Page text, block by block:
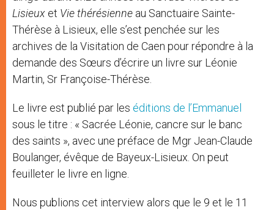
Lisieux et Vie thérésienne au Sanctuaire Sainte-
Thérèse à Lisieux, elle s’est penchée sur les
archives de la Visitation de Caen pour répondre à la
demande des Sœurs d’écrire un livre sur Léonie
Martin, Sr Françoise-Thérèse.
Le livre est publié par les éditions de l’Emmanuel
sous le titre : « Sacrée Léonie, cancre sur le banc
des saints », avec une préface de Mgr Jean-Claude
Boulanger, évêque de Bayeux-Lisieux. On peut
feuilleter le livre en ligne.
Nous publions cet interview alors que le 9 et le 11